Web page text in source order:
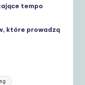
tempo
które prowadzą